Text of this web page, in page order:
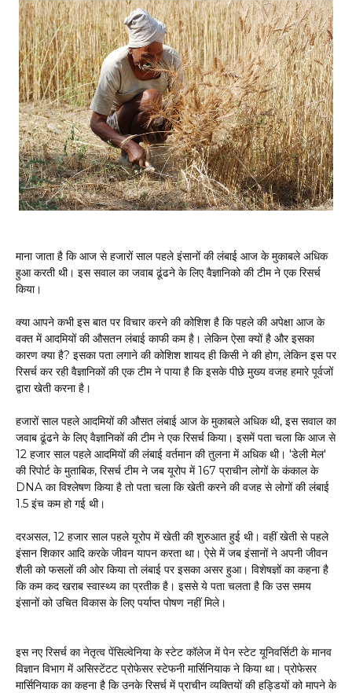
माना जाता है कि आज से हजारों साल पहले इंसानों की लंबाई आज के मुकाबले अधिक
हुआ करती थी। इस सवाल का जवाब ढूंढने के लिए वैज्ञानिको की टीम ने एक रिसर्च
किया।
क्या आपने कभी इस बात पर विचार करने की कोशिश है कि पहले की अपेक्षा आज के
वक्त में आदमियों की औसतन लंबाई काफी कम है। लेकिन ऐसा क्यों है और इसका
कारण क्या है? इसका पता लगाने की कोशिश शायद ही किसी ने की होग, लेकिन इस पर
रिसर्च कर रही वैज्ञानिकों की एक टीम ने पाया है कि इसके पीछे मुख्य वजह हमारे पूर्वजों
द्वारा खेती करना है।
हजारों साल पहले आदमियों की औसत लंबाई आज के मुकाबले अधिक थी, इस सवाल का
जवाब ढूंढने के लिए वैज्ञानिकों की टीम ने एक रिसर्च किया। इसमें पता चला कि आज से
12 हजार साल पहले आदमियों की लंबाई वर्तमान की तुलना में अधिक थी। 'डेली मेल'
की रिपोर्ट के मुताबिक, रिसर्च टीम ने जब यूरोप में 167 प्राचीन लोगों के कंकाल के
DNA का विश्लेषण किया है तो पता चला कि खेती करने की वजह से लोगों की लंबाई
1.5 इंच कम हो गई थी।
दरअसल, 12 हजार साल पहले यूरोप में खेती की शुरुआत हुई थी। वहीं खेती से पहले
इंसान शिकार आदि करके जीवन यापन करता था। ऐसे में जब इंसानों ने अपनी जीवन
शैली को फसलों की ओर किया तो लंबाई पर इसका असर हुआ। विशेषज्ञों का कहना है
कि कम कद खराब स्वास्थ्य का प्रतीक है। इससे ये पता चलता है कि उस समय
इंसानों को उचित विकास के लिए पर्याप्त पोषण नहीं मिले।
इस नए रिसर्च का नेतृत्व पेंसिल्वेनिया के स्टेट कॉलेज में पेन स्टेट यूनिवर्सिटी के मानव
विज्ञान विभाग में असिस्टेंटट प्रोफेसर स्टेफनी मार्सिनियाक ने किया था। प्रोफेसर
मार्सिनियाक का कहना है कि उनके रिसर्च में प्राचीन व्यक्तियों की हड्डियों को मापने के